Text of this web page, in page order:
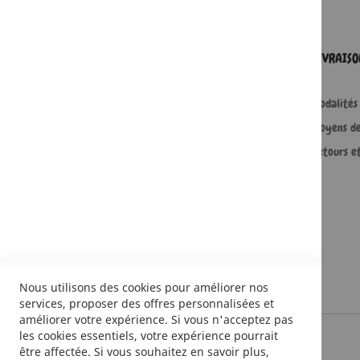
Moyens
Retours
Nous utilisons des cookies pour améliorer nos
services, proposer des offres personnalisées et
améliorer votre expérience. Si vous n'acceptez pas
les cookies essentiels, votre expérience pourrait
être affectée. Si vous souhaitez en savoir plus,